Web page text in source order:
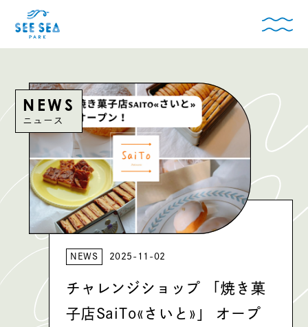
NEWS
ニュース
NEWS 2025-11-02
チャレンジショップ 「焼き菓
子店SaiTo«さいと»」 オープ